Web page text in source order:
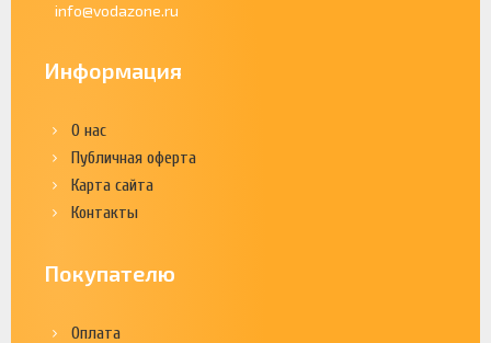
info@vodazone.ru
Информация
О нас
Публичная оферта
Карта сайта
Контакты
Покупателю
Оплата